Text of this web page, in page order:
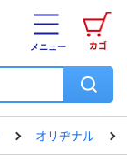
カゴ
メニュー
オリヂナル